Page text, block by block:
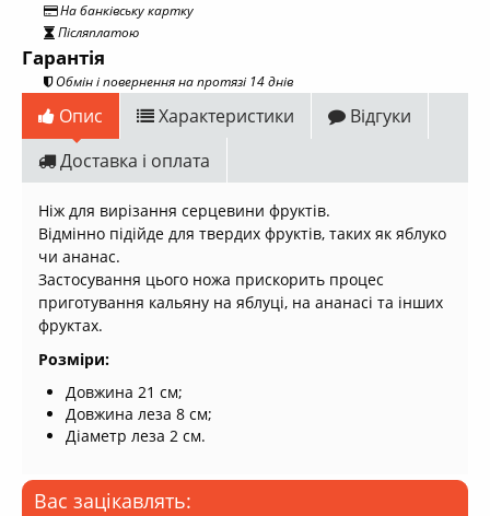
На банківську картку
Післяплатою
Гарантія
Обмін і повернення на протязі 14 днів
Опис Характеристики
Відгуки
Доставка і оплата
Ніж для вирізання серцевини фруктів.
Відмінно підійде для твердих фруктів, таких як яблуко
чи ананас.
Застосування цього ножа прискорить процес
приготування кальяну на яблуці, на ананасі та інших
фруктах.
Розміри:
Довжина 21 см;
Довжина леза 8 см;
Діаметр леза 2 см.
Вас зацікавлять: